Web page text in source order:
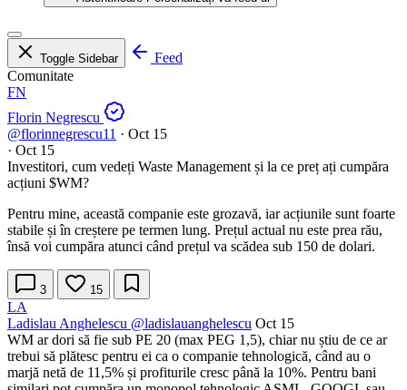
Toggle Sidebar
Feed
Comunitate
FN
Florin Negrescu
@florinnegrescu11 · Oct 15
· Oct 15
Investitori, cum vedeți Waste Management și la ce preț ați cumpăra
acțiuni $WM?
Pentru mine, această companie este grozavă, iar acțiunile sunt foarte
stabile și în creștere pe termen lung. Prețul actual nu este prea rău,
însă voi cumpăra atunci când prețul va scădea sub 150 de dolari.
3 15
LA
Ladislau Anghelescu @ladislauanghelescu Oct 15
WM ar dori să fie sub PE 20 (max PEG 1,5), chiar nu știu de ce ar
trebui să plătesc pentru ei ca o companie tehnologică, când au o
marjă netă de 11,5% și profiturile cresc până la 10%. Pentru bani